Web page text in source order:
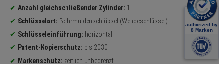
Anzahl gleichschließender Zylinder: 1
Schlüsselart: Bohrmuldenschlüssel (Wendeschlüssel)
Schlüsseleinführung: horizontal
Patent-Kopierschutz: bis 2030
Markenschutz: zeitlich unbegrenzt